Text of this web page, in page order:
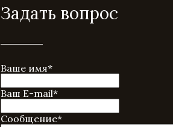
Задать вопрос
Ваше имя*
Ваш E-mail*
Сообщение*